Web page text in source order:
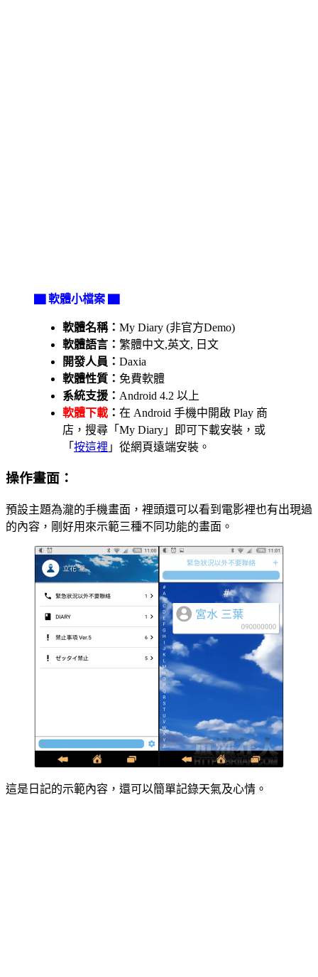
▇ 軟體小檔案 ▇
軟體名稱： My Diary (非官方Demo)
軟體語言： 繁體中文,英文, 日文
開發人員： Daxia
軟體性質： 免費軟體
系統支援： Android 4.2 以上
軟體下載 ： 在 Android 手機中開啟 Play 商
店，搜尋「My Diary」即可下載安裝，或
「 按這裡 」從網頁遠端安裝。
操作畫面：
預設主題為瀧的手機畫面，裡頭還可以看到電影裡也有出現過
的內容，剛好用來示範三種不同功能的畫面。
這是日記的示範內容，還可以簡單記錄天氣及心情。